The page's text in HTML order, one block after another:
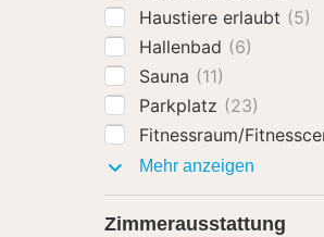
Haustiere erlaubt (5)
Hallenbad (6)
Sauna (11)
Parkplatz (23)
Fitnessraum/
Mehr anzeigen
Zimmerausstattung